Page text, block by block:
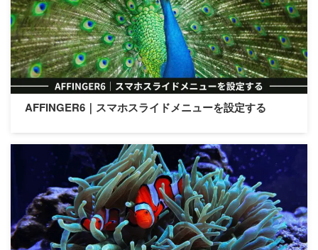
AFFINGER6｜スマホスライドメニューを設定する